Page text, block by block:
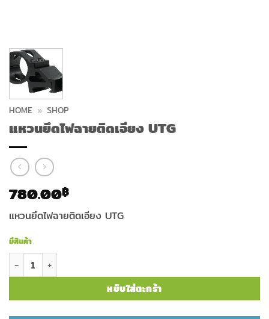
HOME » SHOP
แหวนยึดไฟฉายติดเอียง UTG
780.00฿
แหวนยึดไฟฉายติดเอียง UTG
มีสินค้า
จำนวน แหวนยึดไฟฉายติดเอียง UTG ชิ้น
หยิบใส่ตะกร้า